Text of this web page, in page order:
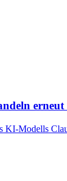
KI-Modells